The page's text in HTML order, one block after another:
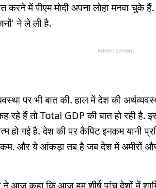
करने में पीएम मोदी अपना लोहा मनवा
ने ले ली है.
Advertisement
पर भी बात की. हाल में देश की
रहे हैं तो Total GDP की बात हो रही है.
हो गई है. देश की पर कैपिट इनकम यानी
कम. और ये आंकड़ा तब है जब देश में अमीरों
ने आज कहा कि आज हम शीर्ष पांच देशों में